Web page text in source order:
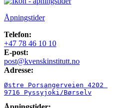
Åpningstider
Telefon:
+47 78 46 10 10
E-post:
post@kvenskinstitutt.no
Adresse:
Østre Porsangerveien 4202
9716 Pyssyjoki/Børselv